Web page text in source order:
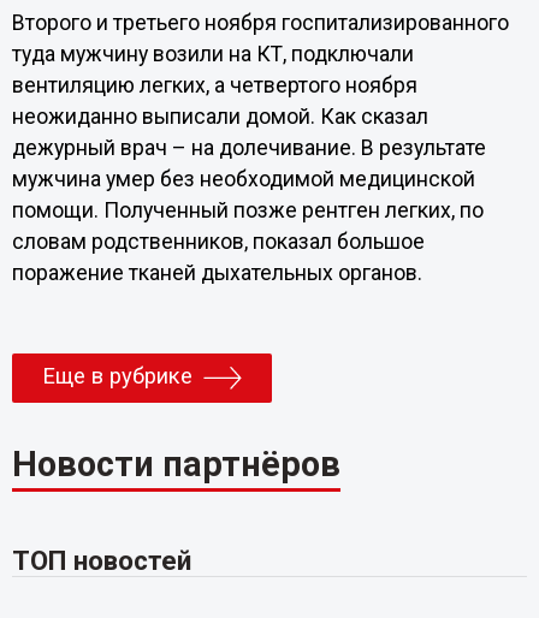
Второго и третьего ноября госпитализированного
туда мужчину возили на КТ, подключали
вентиляцию легких, а четвертого ноября
неожиданно выписали домой. Как сказал
дежурный врач – на долечивание. В результате
мужчина умер без необходимой медицинской
помощи. Полученный позже рентген легких, по
словам родственников, показал большое
поражение тканей дыхательных органов.
Еще в рубрике
Новости партнёров
ТОП новостей